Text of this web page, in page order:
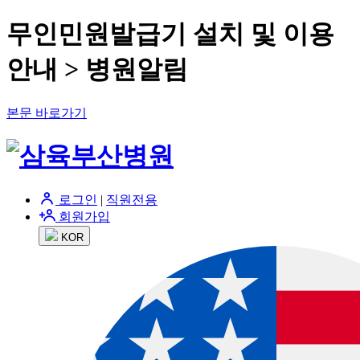
무인민원발급기 설치 및 이용
안내 > 병원알림
본문 바로가기
로그인 | 직원전용
회원가입
KOR